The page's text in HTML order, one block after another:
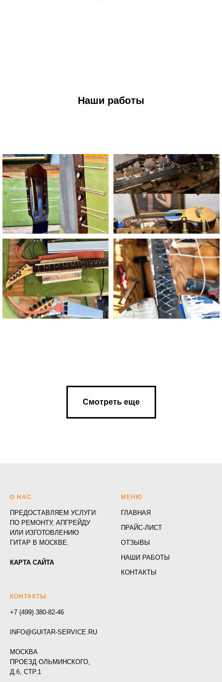
Наши работы
Смотреть еще
О НАС
ПРЕДОСТАВЛЯЕМ УСЛУГИ
ПО РЕМОНТУ, АПГРЕЙДУ
ИЛИ ИЗГОТОВЛЕНИЮ
ГИТАР В МОСКВЕ.
КАРТА САЙТА
МЕНЮ
ГЛАВНАЯ
ПРАЙС-ЛИСТ
ОТЗЫВЫ
НАШИ РАБОТЫ
КОНТАКТЫ
КОНТАКТЫ
+7 (499) 380-82-46
INFO@GUITAR-SERVICE.RU
МОСКВА
ПРОЕЗД ОЛЬМИНСКОГО,
Д.6, СТР.1